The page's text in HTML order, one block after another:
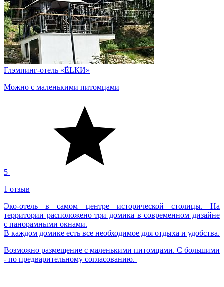
Глэмпинг-отель «ЁLКИ»
Можно с маленькими питомцами
5
1 отзыв
Эко-отель в самом центре исторической столицы. На
территории расположено три домика в современном дизайне
с панорамными окнами.
В каждом домике есть все необходимое для отдыха и удобства.
Возможно размещение с маленькими питомцами. С большими
- по предварительному согласованию.